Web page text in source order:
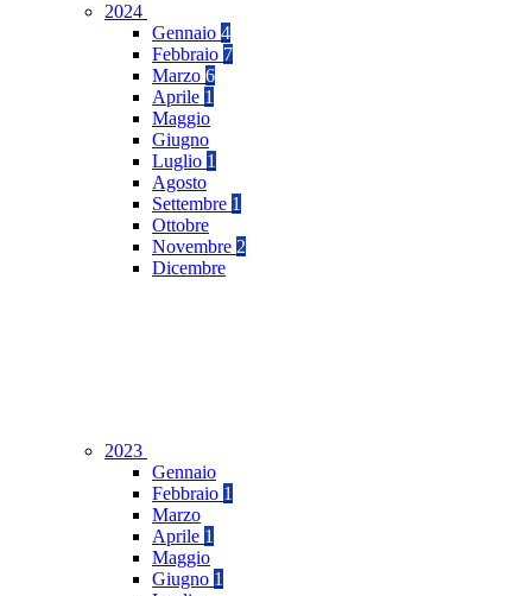
2024
Gennaio 4
Febbraio 7
Marzo 6
Aprile 1
Maggio
Giugno
Luglio 1
Agosto
Settembre 1
Ottobre
Novembre 2
Dicembre
2023
Gennaio
Febbraio 1
Marzo
Aprile 1
Maggio
Giugno 1